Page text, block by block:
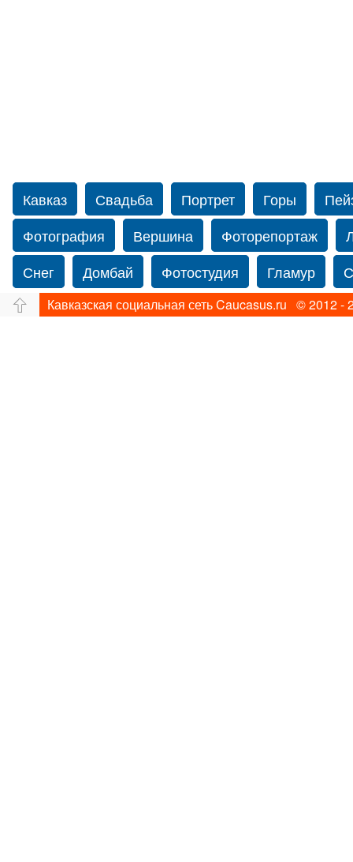
Кавказ Свадьба Портрет Горы
Фотография
Вершина Фоторепортаж
Снег
Домбай Фотостудия Гламур
Путешествие
Перевал Свадьба фото
Кавказская социальная сеть Caucasus.ru © 2012 -